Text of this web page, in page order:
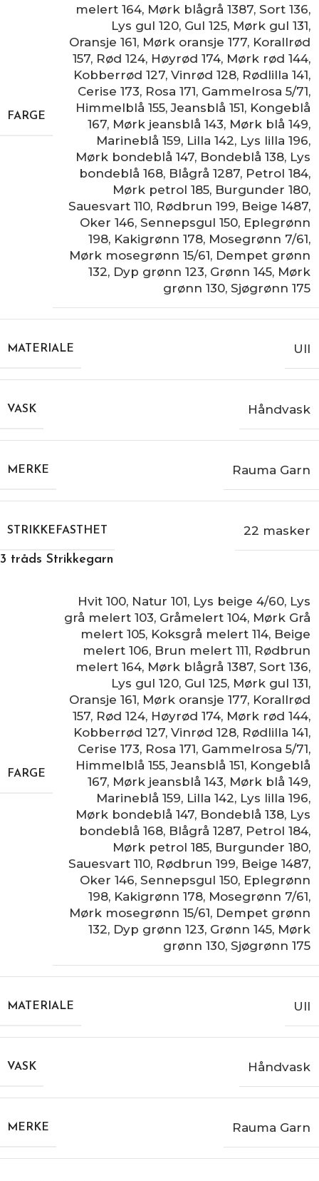
FARGE
melert 164, Mørk blågrå 1387, Sort 136,
Lys gul 120, Gul 125, Mørk gul 131,
Oransje 161, Mørk oransje 177, Korallrød
157, Rød 124, Høyrød 174, Mørk rød 144,
Kobberrød 127, Vinrød 128, Rødlilla 141,
Cerise 173, Rosa 171, Gammelrosa 5/71,
Himmelblå 155,Jeansblå 151, Kongeblå
167, Mørk jeansblå 143, Mørk blå 149,
Marineblå 159, Lilla 142, Lys lilla 196,
Mørk bondeblå 147, Bondeblå 138, Lys
bondeblå 168, Blågrå 1287, Petrol 184,
Mørk petrol 185, Burgunder 180,
Sauesvart 110, Rødbrun 199, Beige 1487,
Oker 146, Sennepsgul 150, Eplegrønn
198, Kakigrønn 178, Mosegrønn 7/61,
Mørk mosegrønn 15/61, Dempet grønn
132, Dyp grønn 123, Grønn 145, Mørk
grønn 130, Sjøgrønn 175
MATERIALE Ull
VASK Håndvask
MERKE Rauma Garn
STRIKKEFASTHET 22 masker
3 tråds Strikkegarn
FARGE
Hvit 100, Natur 101, Lys beige 4/60, Lys
grå melert 103, Gråmelert 104, Mørk Grå
melert 105, Koksgrå melert 114, Beige
melert 106, Brun melert 111, Rødbrun
melert 164, Mørk blågrå 1387, Sort 136,
Lys gul 120, Gul 125, Mørk gul 131,
Oransje 161, Mørk oransje 177, Korallrød
157, Rød 124, Høyrød 174, Mørk rød 144,
Kobberrød 127, Vinrød 128, Rødlilla 141,
Cerise 173, Rosa 171, Gammelrosa 5/71,
Himmelblå 155,Jeansblå 151, Kongeblå
167, Mørk jeansblå 143, Mørk blå 149,
Marineblå 159, Lilla 142, Lys lilla 196,
Mørk bondeblå 147, Bondeblå 138, Lys
bondeblå 168, Blågrå 1287, Petrol 184,
Mørk petrol 185, Burgunder 180,
Sauesvart 110, Rødbrun 199, Beige 1487,
Oker 146, Sennepsgul 150, Eplegrønn
198, Kakigrønn 178, Mosegrønn 7/61,
Mørk mosegrønn 15/61, Dempet grønn
132, Dyp grønn 123, Grønn 145, Mørk
grønn 130, Sjøgrønn 175
MATERIALE Ull
VASK Håndvask
MERKE Rauma Garn